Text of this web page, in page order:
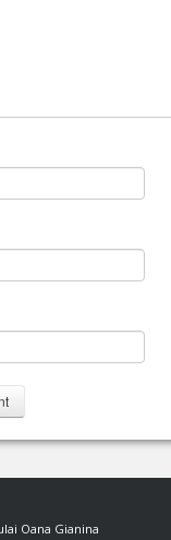
Oana Gianina